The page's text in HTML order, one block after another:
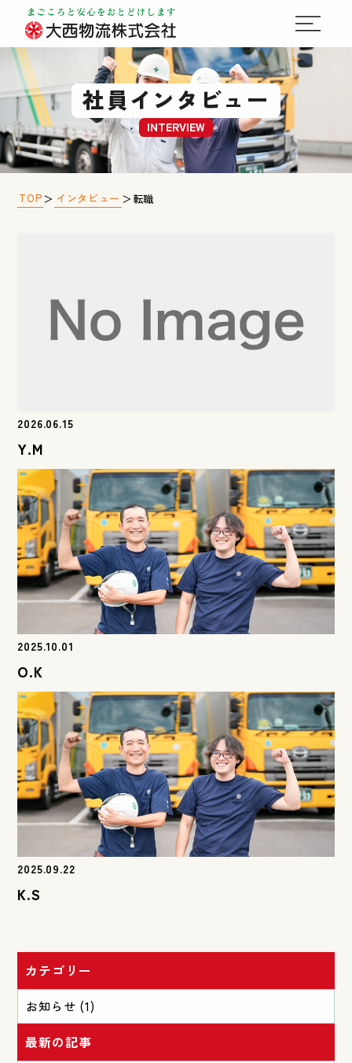
社員インタビュー
INTERVIEW
TOP＞ インタビュー ＞転職
2026.06.15
Y.M
2025.10.01
O.K
2025.09.22
K.S
カテゴリー
お知らせ (1)
最新の記事